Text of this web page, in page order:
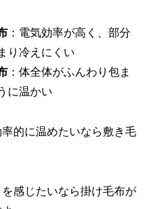
：電気効率が高く、部分
り冷えにくい
：体全体がふんわり包ま
に温かい
的に温めたいなら敷き毛
感じたいなら掛け毛布が